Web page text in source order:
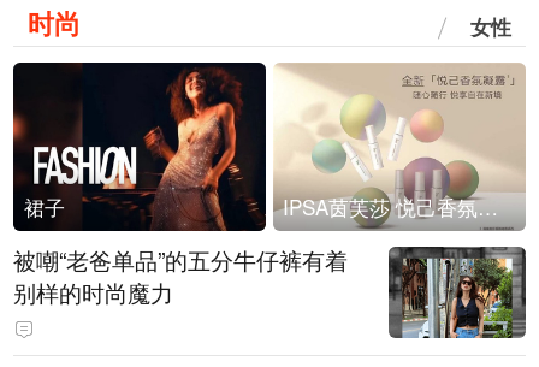
时尚 女性
裙子 IPSA茵芙莎 悦己香氛凝露上市
被嘲“老爸单品”的五分牛仔裤有着
别样的时尚魔力